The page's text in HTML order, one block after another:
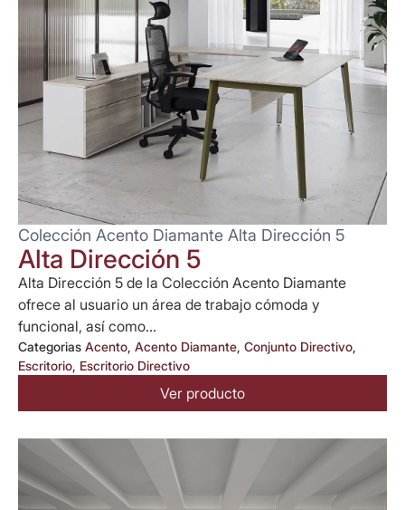
Colección Acento Diamante Alta Dirección 5
Alta Dirección 5
Alta Dirección 5 de la Colección Acento Diamante
ofrece al usuario un área de trabajo cómoda y
funcional, así como...
Categorias Acento, Acento Diamante, Conjunto Directivo,
Escritorio, Escritorio Directivo
Ver producto